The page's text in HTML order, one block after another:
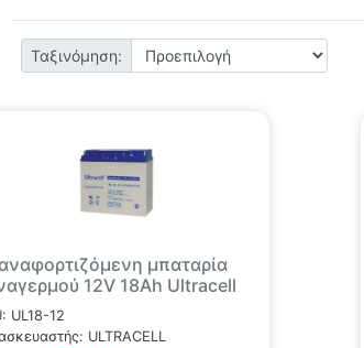
Ταξινόμηση:
μπαταρία
12V 18Ah Ultracell
UL18-12
ULTRACELL